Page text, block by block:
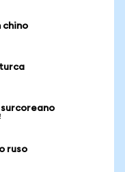
chino
surcoreano
ruso